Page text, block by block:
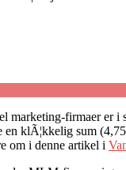
firmaer er i
klÃ¦kkelig sum
om i denne artikel i